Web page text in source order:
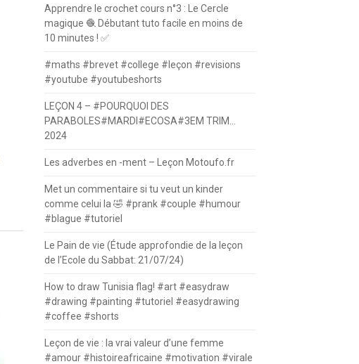
Apprendre le crochet cours n°3 : Le Cercle
magique 🧶 Débutant tuto facile en moins de
10 minutes ! ✅
#maths #brevet #college #leçon #revisions
#youtube #youtubeshorts
LEÇON 4 – #POURQUOI DES
PARABOLES#MARDI#ECOSA#3EM TRIM…
2024
Les adverbes en -ment – Leçon Motoufo.fr
Met un commentaire si tu veut un kinder
comme celui la 🤣 #prank #couple #humour
#blague #tutoriel
Le Pain de vie (Étude approfondie de la leçon
de l’Ecole du Sabbat: 21/07/24)
How to draw Tunisia flag! #art #easydraw
#drawing #painting #tutoriel #easydrawing
#coffee #shorts
Leçon de vie : la vrai valeur d’une femme
#amour #histoireafricaine #motivation #virale